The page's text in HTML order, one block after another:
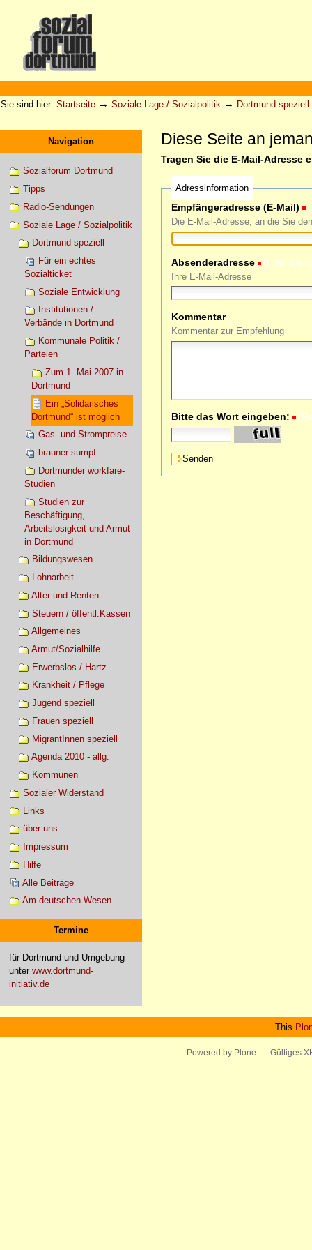
Werkzeuge
Sie sind hier: Startseite → Soziale Lage / Sozialpolitik → Dortmund speziell
Navigation
Sozialforum Dortmund
Tipps
Radio-Sendungen
Soziale Lage / Sozialpolitik
Dortmund speziell
Für ein echtes
Sozialticket
Soziale Entwicklung
Institutionen /
Verbände in Dortmund
Kommunale Politik /
Parteien
Zum 1. Mai 2007 in
Dortmund
Ein „Solidarisches
Dortmund“ ist möglich
Gas- und Strompreise
brauner sumpf
Dortmunder workfare-
Studien
Studien zur
Beschäftigung,
Arbeitslosigkeit und Armut
in Dortmund
Bildungswesen
Lohnarbeit
Alter und Renten
Steuern / öffentl.Kassen
Allgemeines
Armut/Sozialhilfe
Erwerbslos / Hartz ...
Krankheit / Pflege
Jugend speziell
Frauen speziell
MigrantInnen speziell
Agenda 2010 - allg.
Kommunen
Sozialer Widerstand
Links
über uns
Impressum
Hilfe
Alle Beiträge
Am deutschen Wesen ...
Termine
für Dortmund und Umgebung
unter www.dortmund-
initiativ.de
Diese Seite an
Tragen Sie die E-Mail-Adresse
Adressinformation
Empfängeradresse (E-Mail)
Die E-Mail-Adresse, an die Sie
Absenderadresse
Ihre E-Mail-Adresse
Kommentar
Kommentar zur Empfehlung
Bitte das Wort eingeben:
This
Powered by Plone Gültiges